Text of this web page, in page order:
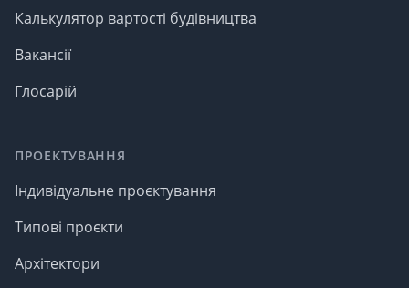
Калькулятор вартості будівництва
Вакансії
Глосарій
ПРОЕКТУВАННЯ
Індивідуальне проєктування
Типові проєкти
Архітектори